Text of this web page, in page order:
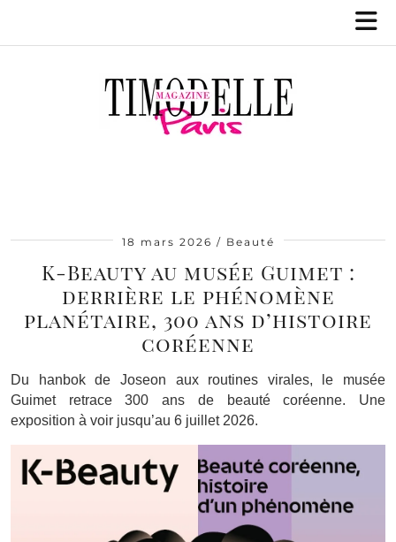
18 mars 2026 Beauté
K-Beauty au musée Guimet :
derrière le phénomène
planétaire, 300 ans d’histoire
coréenne
Du hanbok de Joseon aux routines virales, le musée
Guimet retrace 300 ans de beauté coréenne. Une
exposition à voir jusqu’au 6 juillet 2026.